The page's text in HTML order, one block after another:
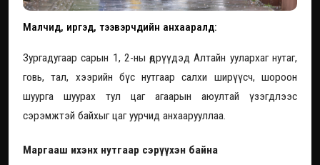
Малчид, иргэд, тээвэрчдийн анхааралд:
Зургадугаар сарын 1, 2-ны өдрүүдэд Алтайн уулархаг нутаг,
говь, тал, хээрийн бүс нутгаар салхи ширүүсч, шороон
шуурга шуурах тул цаг агаарын аюултай үзэгдлээс
сэрэмжтэй байхыг цаг уурчид анхаарууллаа.
Маргааш ихэнх нутгаар сэрүүхэн байна